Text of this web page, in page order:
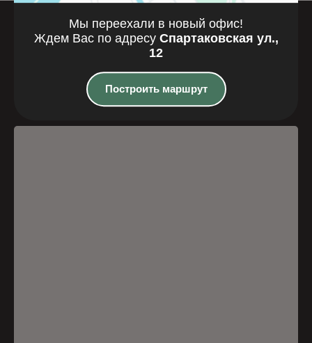
Где мы
находимся
Казань, Спартаковская улица, 12
Мы переехали в новый офис!
Ждем Вас по адресу Спартаковская ул.,
12
Построить маршрут